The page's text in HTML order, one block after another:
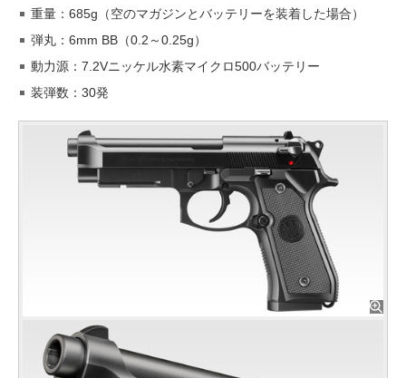
重量：685g（空のマガジンとバッテリーを装着した場合）
弾丸：6mm BB（0.2～0.25g）
動力源：7.2Vニッケル水素マイクロ500バッテリー
装弾数：30発